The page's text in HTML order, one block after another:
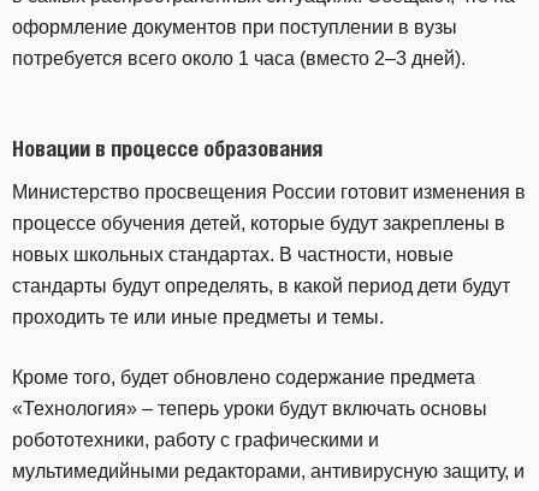
оформление документов при поступлении в вузы
потребуется всего около 1 часа (вместо 2–3 дней).
Новации в процессе образования
Министерство просвещения России готовит изменения в
процессе обучения детей, которые будут закреплены в
новых школьных стандартах. В частности, новые
стандарты будут определять, в какой период дети будут
проходить те или иные предметы и темы.
Кроме того, будет обновлено содержание предмета
«Технология» – теперь уроки будут включать основы
робототехники, работу с графическими и
мультимедийными редакторами, антивирусную защиту, и